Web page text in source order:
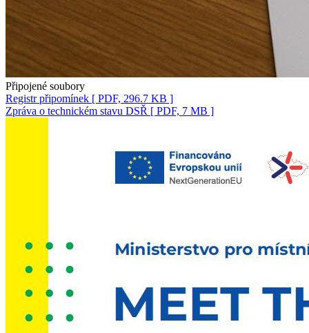
Připojené soubory
Registr připomínek [ PDF, 296.7 KB ]
Zpráva o technickém stavu DSŘ [ PDF, 7 MB ]